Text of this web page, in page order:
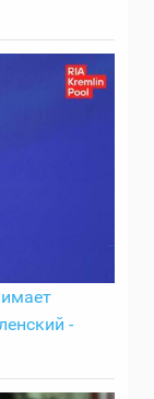
-